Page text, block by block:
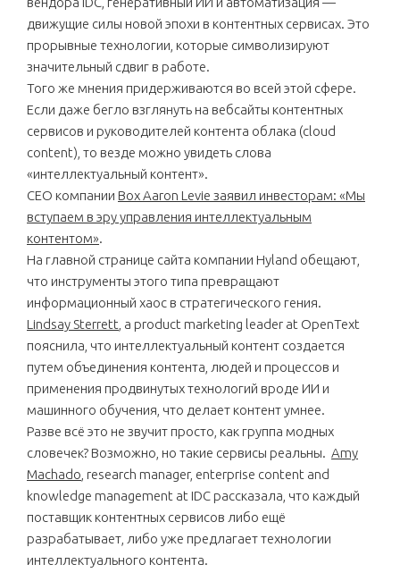
движущие силы новой эпохи в контентных сервисах. Это
прорывные технологии, которые символизируют
значительный сдвиг в работе.
Того же мнения придерживаются во всей этой сфере.
Если даже бегло взглянуть на вебсайты контентных
сервисов и руководителей контента облака (cloud
content), то везде можно увидеть слова
«интеллектуальный контент».
CEO компании Box Aaron Levie заявил инвесторам: «Мы
вступаем в эру управления интеллектуальным
контентом».
На главной странице сайта компании Hyland обещают,
что инструменты этого типа превращают
информационный хаос в стратегического гения.
Lindsay Sterrett , a product marketing leader at OpenText
пояснила, что интеллектуальный контент создается
путем объединения контента, людей и процессов и
применения продвинутых технологий вроде ИИ и
машинного обучения, что делает контент умнее.
Разве всё это не звучит просто, как группа модных
словечек? Возможно, но такие сервисы реальны. Amy
Machado , research manager, enterprise content and
knowledge management at IDC рассказала, что каждый
поставщик контентных сервисов либо ещё
разрабатывает, либо уже предлагает технологии
интеллектуального контента.